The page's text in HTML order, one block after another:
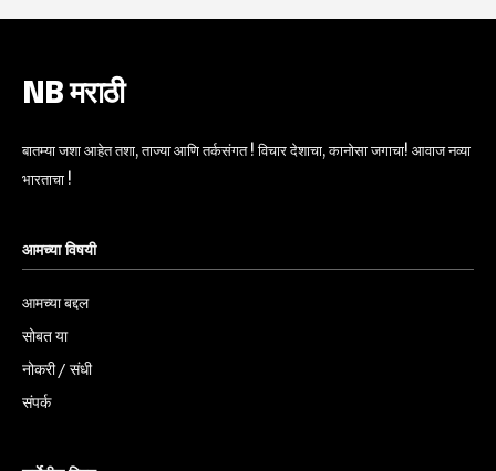
NB मराठी
बातम्या जशा आहेत तशा, ताज्या आणि तर्कसंगत ! विचार देशाचा, कानोसा जगाचा! आवाज नव्या
भारताचा !
आमच्या विषयी
आमच्या बद्दल
सोबत या
नोकरी / संधी
संपर्क